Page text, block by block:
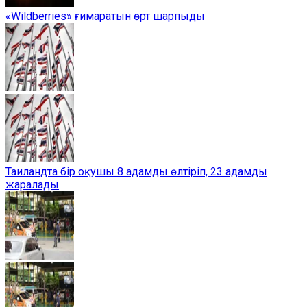
«Wildberries» ғимаратын өрт шарпыды
Таиландта бір оқушы 8 адамды өлтіріп, 23 адамды
жаралады